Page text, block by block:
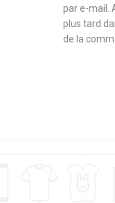
par e-mail.
plus tard
de la